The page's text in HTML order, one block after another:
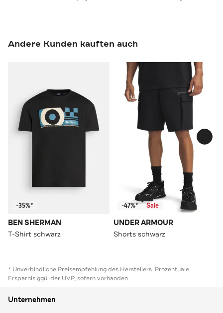
Andere Kunden kauften auch
-35%*
BEN SHERMAN
T-Shirt schwarz
-47%* Sale
UNDER ARMOUR
Shorts schwarz
* Unverbindliche Preisempfehlung des Herstellers. Prozentuale
Ersparnis ggü. der UVP, sofern vorhanden
Unternehmen